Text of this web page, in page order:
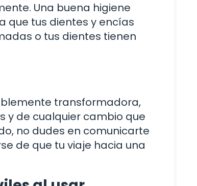
Una buena higiene
que tus dientes y encías
o tus dientes tienen
transformadora,
y de cualquier cambio que
no dudes en comunicarte
de que tu viaje hacia una